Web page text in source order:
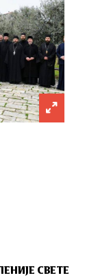
СВЕТЕ